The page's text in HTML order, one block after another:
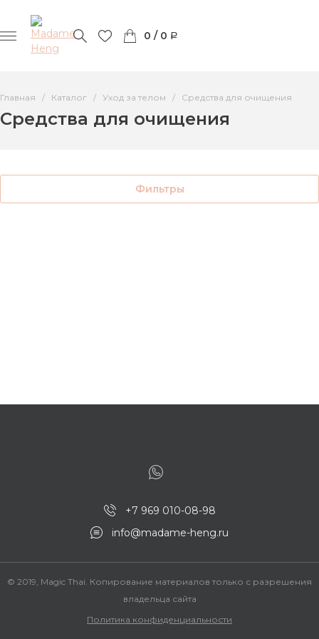
0 / 0
Главная Каталог Уход за телом Средства для очищения
Средства для очищения
Фильтры
+7 969 010-08-98
info@madame-heng.ru
© 2019, Magic Thai. Копирование материалов только с разрешения
владельца сайта
Политика конфиденциальности